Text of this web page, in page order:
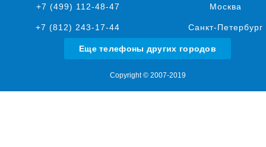
+7 (499) 112-48-47 Москва
+7 (812) 243-17-44 Санкт-Петербург
Еще телефоны других городов
Copyright © 2007-2019